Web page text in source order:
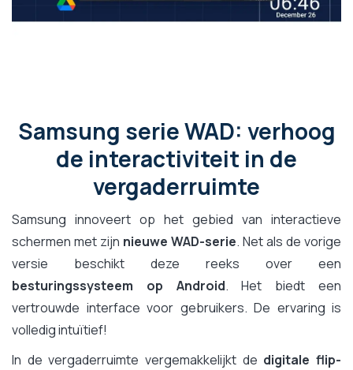
Samsung serie WAD: verhoog
de interactiviteit in de
vergaderruimte
Samsung innoveert op het gebied van interactieve
schermen met zijn nieuwe WAD-serie. Net als de vorige
versie beschikt deze reeks over een
besturingssysteem op Android. Het biedt een
vertrouwde interface voor gebruikers. De ervaring is
volledig intuïtief!
In de vergaderruimte vergemakkelijkt de digitale flip-